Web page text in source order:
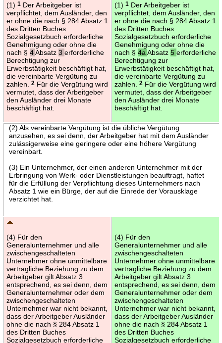
(1) 1Der Arbeitgeber ist
verpflichtet, dem Ausländer, den
er ohne die nach § 284 Absatz 1
des Dritten Buches
Sozialgesetzbuch erforderliche
Genehmigung oder ohne die
nach § 4Absatz 3 erforderliche
Berechtigung zur
Erwerbstätigkeit beschäftigt hat,
die vereinbarte Vergütung zu
zahlen.
2Für die Vergütung wird
vermutet, dass der Arbeitgeber
den Ausländer drei Monate
beschäftigt hat.
(1) 1Der Arbeitgeber ist
verpflichtet, dem Ausländer, den
er ohne die nach § 284 Absatz 1
des Dritten Buches
Sozialgesetzbuch erforderliche
Genehmigung oder ohne die
nach § 4a Absatz 5 erforderliche
Berechtigung zur
Erwerbstätigkeit beschäftigt hat,
die vereinbarte Vergütung zu
zahlen.
2Für die Vergütung wird
vermutet, dass der Arbeitgeber
den Ausländer drei Monate
beschäftigt hat.
(2) Als vereinbarte Vergütung ist die übliche Vergütung
anzusehen, es sei denn, der Arbeitgeber hat mit dem Ausländer
zulässigerweise eine geringere oder eine höhere Vergütung
vereinbart.
(3) Ein Unternehmer, der einen anderen Unternehmer mit der
Erbringung von Werk- oder Dienstleistungen beauftragt, haftet
für die Erfüllung der Verpflichtung dieses Unternehmers nach
Absatz 1 wie ein Bürge, der auf die Einrede der Vorausklage
verzichtet hat.
(4) Für den
Generalunternehmer und alle
zwischengeschalteten
Unternehmer ohne unmittelbare
vertragliche Beziehung zu dem
Arbeitgeber gilt Absatz 3
entsprechend, es sei denn, dem
Generalunternehmer oder dem
zwischengeschalteten
Unternehmer war nicht bekannt,
dass der Arbeitgeber Ausländer
ohne die nach § 284 Absatz 1
des Dritten Buches
Sozialgesetzbuch erforderliche
(4) Für den
Generalunternehmer und alle
zwischengeschalteten
Unternehmer ohne unmittelbare
vertragliche Beziehung zu dem
Arbeitgeber gilt Absatz 3
entsprechend, es sei denn, dem
Generalunternehmer oder dem
zwischengeschalteten
Unternehmer war nicht bekannt,
dass der Arbeitgeber Ausländer
ohne die nach § 284 Absatz 1
des Dritten Buches
Sozialgesetzbuch erforderliche